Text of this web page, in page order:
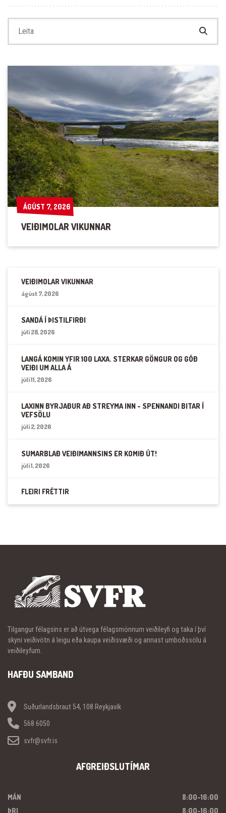
ÁGÚST 7, 2026
ÁGÚST 7, 2026
VEIÐIMOLAR VIKUNNAR
VEIÐIMOLAR VIKUNNAR
ágúst 7, 2026
SANDÁ Í ÞISTILFIRÐI
júlí 28, 2026
LANGÁ KOMIN YFIR 100 LAXA. STERKAR GÖNGUR OG GÓÐ
VEIÐI UM ALLA Á
júlí 11, 2026
LAXINN BYRJAÐUR AÐ STREYMA INN - SPENNANDI BITAR Í
VEFSÖLU
júlí 2, 2026
SUMARBLAÐ VEIÐIMANNSINS ER KOMIÐ ÚT!
júlí 1, 2026
FLEIRI FRÉTTIR
Tilgangur félagsins er að útvega félagsmönnum veiðileyfi og taka í því
skyni veiðivötn á leigu eða kaupa veiðisvæði og annast umboðssölu á
veiðileyfum.
HAFÐU SAMBAND
Suðurlandsbraut 54, 108 Reykjavík
568 6050
svfr@svfr.is
AFGREIÐSLUTÍMAR
MÁN
8:00-16:00
ÞRI
8:00-16:00